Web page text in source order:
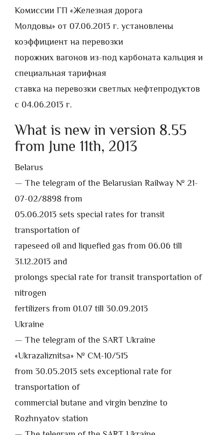
Комиссии ГП «Железная дорога
Молдовы» от 07.06.2013 г. установлены
коэффициент на перевозки
порожних вагонов из-под карбоната кальция и
специальная тарифная
ставка на перевозки светлых нефтепродуктов
c 04.06.2013 г.
What is new in version 8.55
from June 11th, 2013
Belarus
— The telegram of the Belarusian Railway № 21-
07-02/8898 from
05.06.2013 sets special rates for transit
transportation of
rapeseed oil and liquefied gas from 06.06 till
31.12.2013 and
prolongs special rate for transit transportation of
nitrogen
fertilizers from 01.07 till 30.09.2013
Ukraine
— The telegram of the SART Ukraine
«Ukrazaliznitsa» № CM-10/515
from 30.05.2013 sets exceptional rate for
transportation of
commercial butane and virgin benzine to
Rozhnyatov station